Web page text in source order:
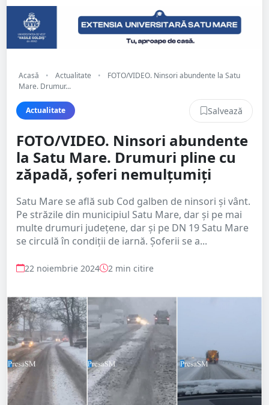
Acasă • Actualitate •
FOTO/VIDEO. Ninsori abundente la Satu
Mare. Drumur...
Actualitate Salvează
FOTO/VIDEO. Ninsori abundente
la Satu Mare. Drumuri pline cu
zăpadă, șoferi nemulțumiți
Satu Mare se află sub Cod galben de ninsori și vânt.
Pe străzile din municipiul Satu Mare, dar și pe mai
multe drumuri județene, dar și pe DN 19 Satu Mare
se circulă în condiții de iarnă. Șoferii se a...
22 noiembrie 2024 2 min citire